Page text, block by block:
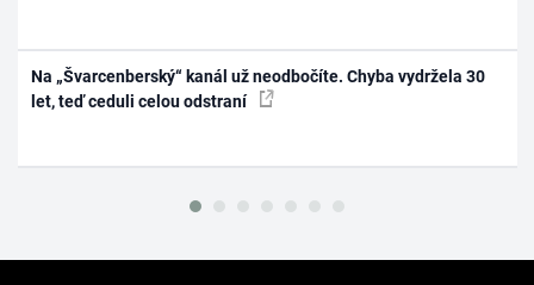
Na „Švarcenberský“ kanál už neodbočíte. Chyba vydržela 30
let, teď ceduli celou odstraní